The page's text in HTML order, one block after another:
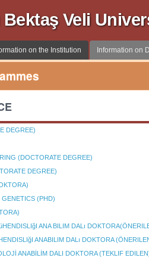
Bektaş Veli
on the Institution Information on
DEGREE)
(DOCTORATE DEGREE)
DEGREE)
(PHD)
ANA BILIM DALı
ANABILIM DALı DOKTORA
ANABİLİM DALI DOKTORA (TEKLIF